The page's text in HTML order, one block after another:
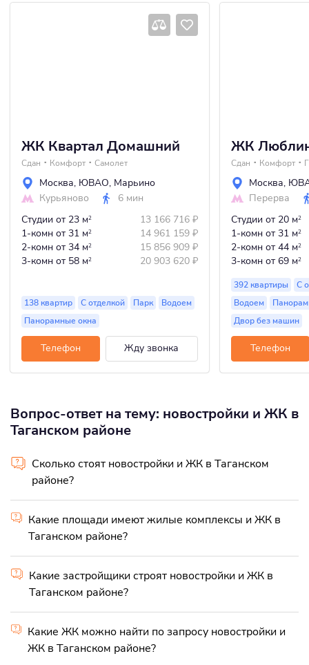
ЖК Квартал Домашний
Сдан Комфорт Самолет
Москва, ЮВАО, Марьино
Курьяново
6 мин
Студии от 23 м2 13 166 716 ₽
1-комн от 31 м2 14 961 159 ₽
2-комн от 34 м2 15 856 909 ₽
3-комн от 58 м2 20 903 620 ₽
138 квартир С отделкой Парк
Водоем
Панорамные окна
Телефон Жду звонка
ЖК
Сдан Комфорт
Москва,
Перерва
Студии от 20 м2
1-комн от 31 м2
2-комн от 44 м2
3-комн от 69 м2
392 квартиры
С
Водоем
Двор без машин
Телефон
Вопрос-ответ на тему: новостройки и ЖК в
Таганском районе
Сколько стоят новостройки и ЖК в Таганском
районе?
Какие площади имеют жилые комплексы и ЖК в
Таганском районе?
Какие застройщики строят новостройки и ЖК в
Таганском районе?
Какие ЖК можно найти по запросу новостройки и
ЖК в Таганском районе?